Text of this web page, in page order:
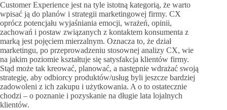
Customer Experience jest na tyle istotną kategorią, że warto
wpisać ją do planów i strategii marketingowej firmy. CX
oprócz potencjału wyjaśniania emocji, wrażeń, opinii,
zachowań i postaw związanych z kontaktem konsumenta z
marką jest pojęciem mierzalnym. Oznacza to, że dział
marketingu, po przeprowadzeniu stosownej analizy CX, wie
na jakim poziomie kształtuje się satysfakcja klientów firmy.
Stąd może tak kreować, planować, a następnie wdrażać swoją
strategię, aby odbiorcy produktów/usług byli jeszcze bardziej
zadowoleni z ich zakupu i użytkowania. A o to ostatecznie
chodzi – o poznanie i pozyskanie na długie lata lojalnych
klientów.